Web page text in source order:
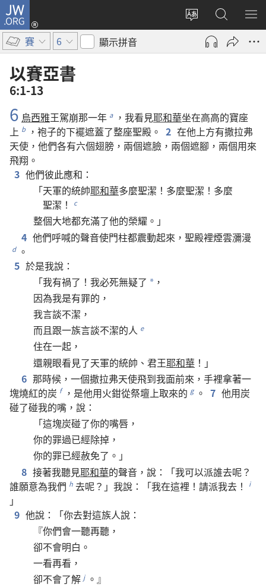
JW.ORG
更
網
登
入
啟
搜
尋
JW.ORG
顯
選
賽 6 顯示拼音
以賽亞書
6:1-13
6 烏西雅王駕崩那一年 a ， 我看見耶和華坐在高高的寶座
上 b ， 袍子的下襬遮蓋了整座聖殿 。 2 在他上方有撒拉弗
天使 ， 他們各有六個翅膀 ， 兩個遮臉 ， 兩個遮腳 ， 兩個用來
飛翔 。
3 他們彼此應和 ：
「天軍的統帥耶和華多麼聖潔 ！ 多麼聖潔 ！ 多麼
聖潔 ！ c
整個大地都充滿了他的榮耀 。」
4 他們呼喊的聲音使門柱都震動起來 ， 聖殿裡煙雲瀰漫
d 。
5 於是我說 ：
「我有禍了 ！ 我必死無疑了 * ，
因為我是有罪的 ，
我言談不潔 ，
而且跟一族言談不潔的人 e
住在一起 ，
還親眼看見了天軍的統帥 、 君王耶和華 ！」
6 那時候 ， 一個撒拉弗天使飛到我面前來 ， 手裡拿著一
塊燒紅的炭 f ， 是他用火鉗從祭壇上取來的 g 。 7 他用炭
碰了碰我的嘴 ， 說 ：
「這塊炭碰了你的嘴唇 ，
你的罪過已經除掉 ，
你的罪已經赦免了 。」
8 接著我聽見耶和華的聲音 ， 說 ：「我可以派誰去呢？
誰願意為我們 h 去呢？」 我說 ：「我在這裡 ！ 請派我去 ！ i
」
9 他說 ：「你去對這族人說 ：
『你們會一聽再聽 ，
卻不會明白 。
一看再看 ，
卻不會了解 j 。』